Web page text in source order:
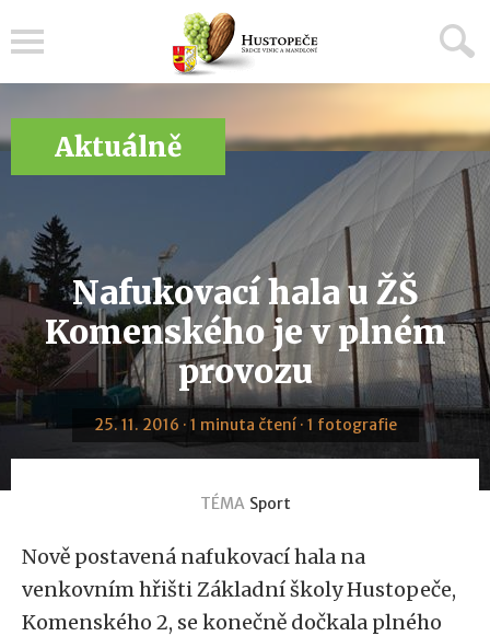
Aktuálně
Nafukovací hala u ŽŠ
Komenského je v plném
provozu
25. 11. 2016 · 1 minuta čtení · 1 fotografie
TÉMA Sport
Nově postavená nafukovací hala na
venkovním hřišti Základní školy Hustopeče,
Komenského 2, se konečně dočkala plného